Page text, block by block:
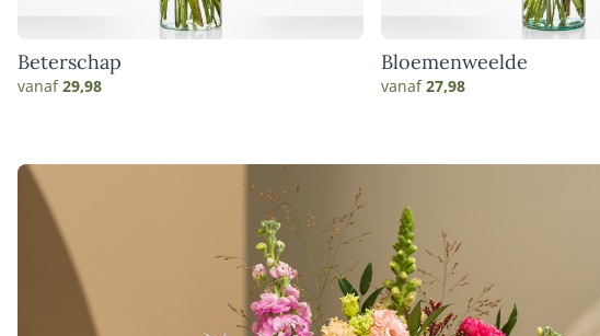
Beterschap
vanaf29,98
Bloemenweelde
vanaf27,98